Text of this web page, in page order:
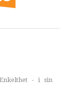
- i sin